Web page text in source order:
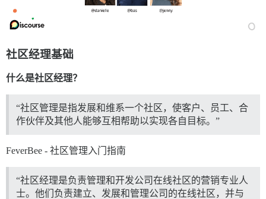
社区经理基础
什么是社区经理？
“社区管理是指发展和维系一个社区，使客户、员工、合
作伙伴及其他人能够互相帮助以实现各自目标。”
FeverBee - 社区管理入门指南
“社区经理是负责管理和开发公司在线社区的营销专业人
士。他们负责建立、发展和管理公司的在线社区，并与